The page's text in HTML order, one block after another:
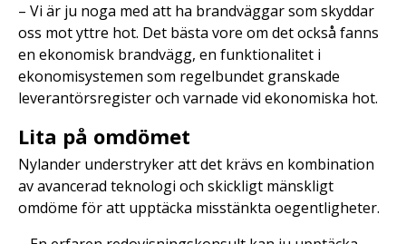
– Vi är ju noga med att ha brandväggar som skyddar
oss mot yttre hot. Det bästa vore om det också fanns
en ekonomisk brandvägg, en funktionalitet i
ekonomisystemen som regelbundet granskade
leverantörsregister och varnade vid ekonomiska hot.
Lita på omdömet
Nylander understryker att det krävs en kombination
av avancerad teknologi och skickligt mänskligt
omdöme för att upptäcka misstänkta oegentligheter.